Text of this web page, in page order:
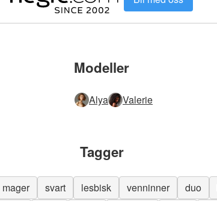
Modeller
Alya Valerie
Tagger
mager svart lesbisk venninner duo